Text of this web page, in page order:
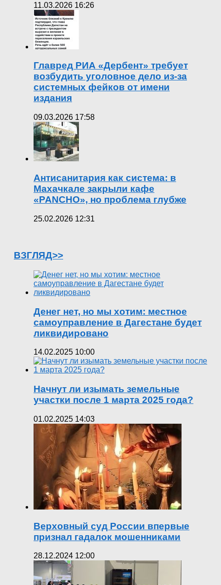
11.03.2026 16:26
Главред РИА «Дербент» требует
возбудить уголовное дело из-за
системных фейков от имени
издания
09.03.2026 17:58
Антисанитария как система: в
Махачкале закрыли кафе
«PANCHO», но проблема глубже
25.02.2026 12:31
ВЗГЛЯД>>
Денег нет, но мы хотим: местное
самоуправление в Дагестане будет
ликвидировано
14.02.2025 10:00
Начнут ли изымать земельные
участки после 1 марта 2025 года?
01.02.2025 14:03
Верховный суд России впервые
признал гадалок мошенниками
28.12.2024 12:00